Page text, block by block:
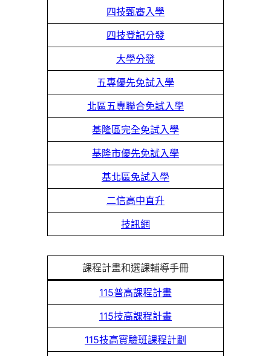
四技甄審入學
四技登記分發
大學分發
五專優先免試入學
北區五專聯合免試入學
基隆區完全免試入學
基隆市優先免試入學
基北區免試入學
二信高中直升
技訊網
課程計畫和選課輔導手冊
115普高課程計畫
115技高課程計畫
115技高實驗班課程計劃